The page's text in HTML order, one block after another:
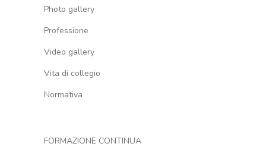
Photo gallery
Professione
Video gallery
Vita di collegio
Normativa
FORMAZIONE CONTINUA